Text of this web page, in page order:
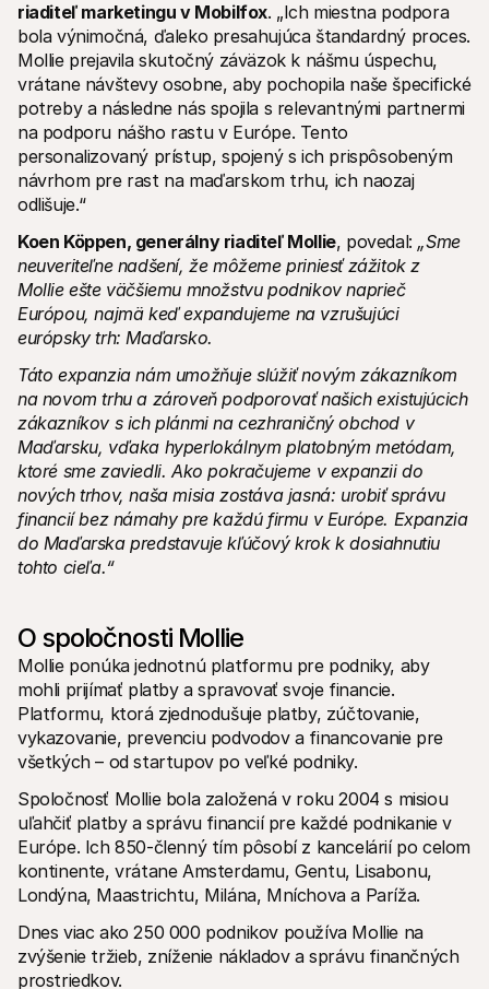
riaditeľ marketingu v Mobilfox. „Ich miestna podpora
bola výnimočná, ďaleko presahujúca štandardný proces.
Mollie prejavila skutočný záväzok k nášmu úspechu,
vrátane návštevy osobne, aby pochopila naše špecifické
potreby a následne nás spojila s relevantnými partnermi
na podporu nášho rastu v Európe. Tento
personalizovaný prístup, spojený s ich prispôsobeným
návrhom pre rast na maďarskom trhu, ich naozaj
odlišuje.“
Koen Köppen, generálny riaditeľ Mollie, povedal: „Sme
neuveriteľne nadšení, že môžeme priniesť zážitok z
Mollie ešte väčšiemu množstvu podnikov naprieč
Európou, najmä keď expandujeme na vzrušujúci
európsky trh: Maďarsko.
Táto expanzia nám umožňuje slúžiť novým zákazníkom
na novom trhu a zároveň podporovať našich existujúcich
zákazníkov s ich plánmi na cezhraničný obchod v
Maďarsku, vďaka hyperlokálnym platobným metódam,
ktoré sme zaviedli. Ako pokračujeme v expanzii do
nových trhov, naša misia zostáva jasná: urobiť správu
financií bez námahy pre každú firmu v Európe. Expanzia
do Maďarska predstavuje kľúčový krok k dosiahnutiu
tohto cieľa.“
O spoločnosti Mollie
Mollie ponúka jednotnú platformu pre podniky, aby
mohli prijímať platby a spravovať svoje financie.
Platformu, ktorá zjednodušuje platby, zúčtovanie,
vykazovanie, prevenciu podvodov a financovanie pre
všetkých – od startupov po veľké podniky.
Spoločnosť Mollie bola založená v roku 2004 s misiou
uľahčiť platby a správu financií pre každé podnikanie v
Európe. Ich 850-členný tím pôsobí z kancelárií po celom
kontinente, vrátane Amsterdamu, Gentu, Lisabonu,
Londýna, Maastrichtu, Milána, Mníchova a Paríža.
Dnes viac ako 250 000 podnikov používa Mollie na
zvýšenie tržieb, zníženie nákladov a správu finančných
prostriedkov.